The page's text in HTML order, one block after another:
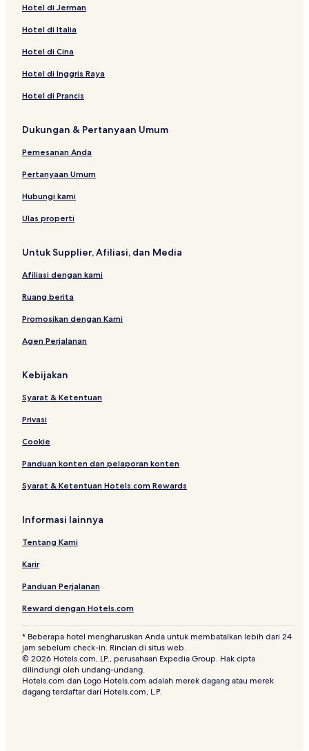
Hotel di Jerman
Hotel di Italia
Hotel di Cina
Hotel di Inggris Raya
Hotel di Prancis
Dukungan & Pertanyaan Umum
Pemesanan Anda
Pertanyaan Umum
Hubungi kami
Ulas properti
Untuk Supplier, Afiliasi, dan Media
Afiliasi dengan kami
Ruang berita
Promosikan dengan Kami
Agen Perjalanan
Kebijakan
Syarat & Ketentuan
Privasi
Cookie
Panduan konten dan pelaporan konten
Syarat & Ketentuan Hotels.com Rewards
Informasi lainnya
Tentang Kami
Karir
Panduan Perjalanan
Reward dengan Hotels.com
* Beberapa hotel mengharuskan Anda untuk membatalkan lebih dari 24
jam sebelum check-in. Rincian di situs web.
© 2026 Hotels.com, LP., perusahaan Expedia Group. Hak cipta
dilindungi oleh undang-undang.
Hotels.com dan Logo Hotels.com adalah merek dagang atau merek
dagang terdaftar dari Hotels.com, L.P.